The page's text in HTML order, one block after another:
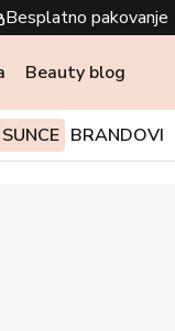
Besplatno pakovanje
Beauty blog
SUNCE BRANDOVI